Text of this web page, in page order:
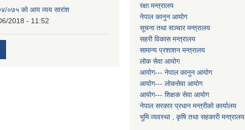
०७५ को आय व्यय सारांश
2018 - 11:52
रक्षा मन्त्रालय
नेपाल कानुन आयोग
सूचना तथा सञ्चार मन्त्रालय
सहरी विकास मन्त्रालय
सामान्य प्रशाशन मन्त्रालय
लोक सेवा आयोग
आयोग--- नेपाल कानुन आयोग
आयोग--- लोकसेवा आयोग
आयोग--- शिक्षक सेवा आयोग
नेपाल सरकार प्रधान मन्त्रीको कार्यालय
भुमि व्यवस्था , कृषि तथा सहकारी मन्त्रालय